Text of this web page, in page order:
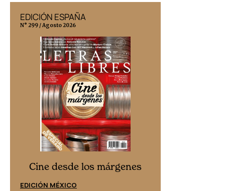
EDICIÓN ESPAÑA
N° 299 / Agosto 2026
Cine desde los márgenes
EDICIÓN MÉXICO